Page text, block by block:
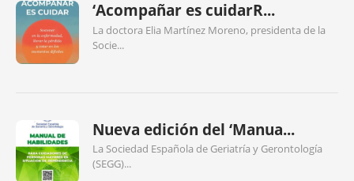
‘Acompañar es cuidarR...
La doctora Elia Martínez Moreno, presidenta de la
Socie...
Nueva edición del ‘Manua...
La Sociedad Española de Geriatría y Gerontología
(SEGG)...